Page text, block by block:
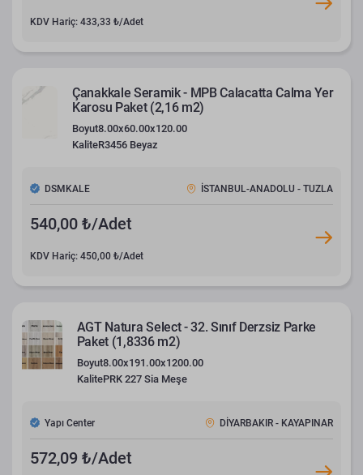
KDV Hariç: 433,33 ₺/Adet
Çanakkale Seramik - MPB Calacatta Calma Yer
Karosu Paket (2,16 m2)
Boyut8.00x60.00x120.00
KaliteR3456 Beyaz
DSMKALE İSTANBUL-ANADOLU - TUZLA
540,00 ₺/Adet
KDV Hariç: 450,00 ₺/Adet
AGT Natura Select - 32. Sınıf Derzsiz Parke
Paket (1,8336 m2)
Boyut8.00x191.00x1200.00
KalitePRK 227 Sia Meşe
Yapı Center DİYARBAKIR - KAYAPINAR
572,09 ₺/Adet